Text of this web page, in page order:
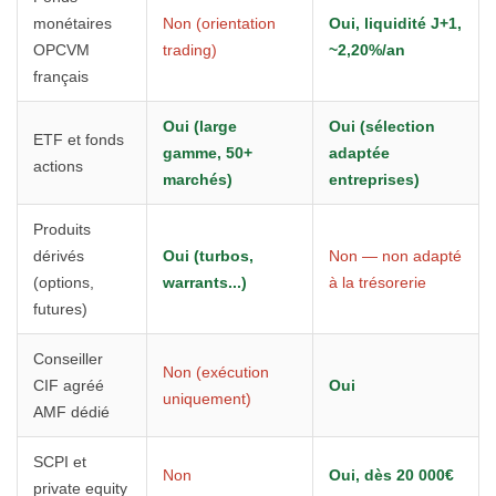
monétaires
OPCVM
français
Non (orientation
trading)
Oui, liquidité J+1,
~2,20%/an
ETF et fonds
actions
Oui (large
gamme, 50+
marchés)
Oui (sélection
adaptée
entreprises)
Produits
dérivés
(options,
futures)
Oui (turbos,
warrants...)
Non — non adapté
à la trésorerie
Conseiller
CIF agréé
AMF dédié
Non (exécution
uniquement)
Oui
SCPI et
private equity
Non Oui, dès 20 000€